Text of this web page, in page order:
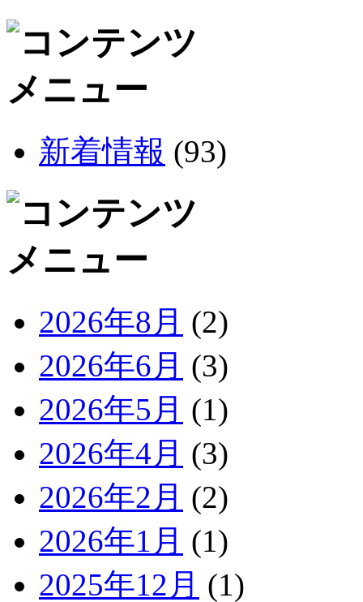
新着情報 (93)
2026年8月 (2)
2026年6月 (3)
2026年5月 (1)
2026年4月 (3)
2026年2月 (2)
2026年1月 (1)
2025年12月 (1)